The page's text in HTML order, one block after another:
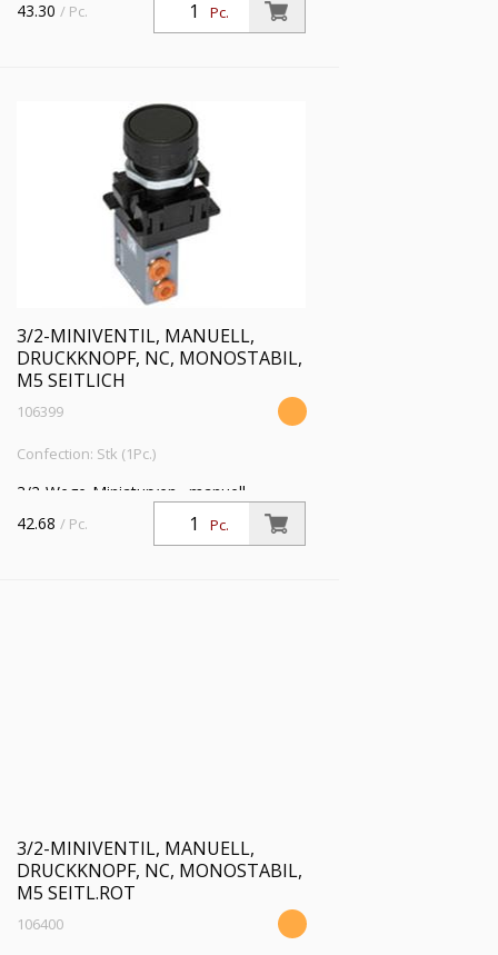
seitl., Betriebsdr. 0,5-10 bar,
Pc.
43.30 / Pc.
3/2-MINIVENTIL, MANUELL,
DRUCKKNOPF, NC, MONOSTABIL,
M5 SEITLICH
106399
Confection: Stk (1Pc.)
3/2-Wege-Miniaturven., manuell,
Druckknopf, NC, monostabil, M5 seitl.,
Betriebsdr. 0,5 - 10bar, Betriebstemp.
Pc.
42.68 / Pc.
3/2-MINIVENTIL, MANUELL,
DRUCKKNOPF, NC, MONOSTABIL,
M5 SEITL.ROT
106400